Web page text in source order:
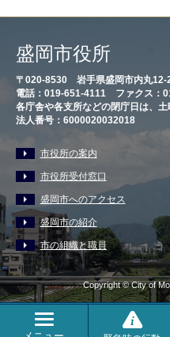
盛岡市役所
〒020-8530 岩手県盛岡市内丸
電話：019-651-4111 ファクス：
各庁舎や各支所などの閉庁日は、
法人番号：6000020032018
市役所の案内
市役所受付窓口
盛岡市へのアクセス
盛岡市の紹介
市の組織と職員
Copyright © City of